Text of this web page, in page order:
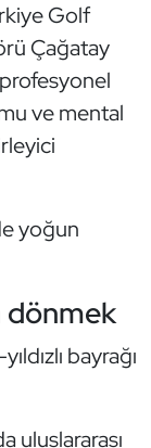
Golf
Çağatay
ve mental
yoğun
dönmek
bayrağı
uluslararası